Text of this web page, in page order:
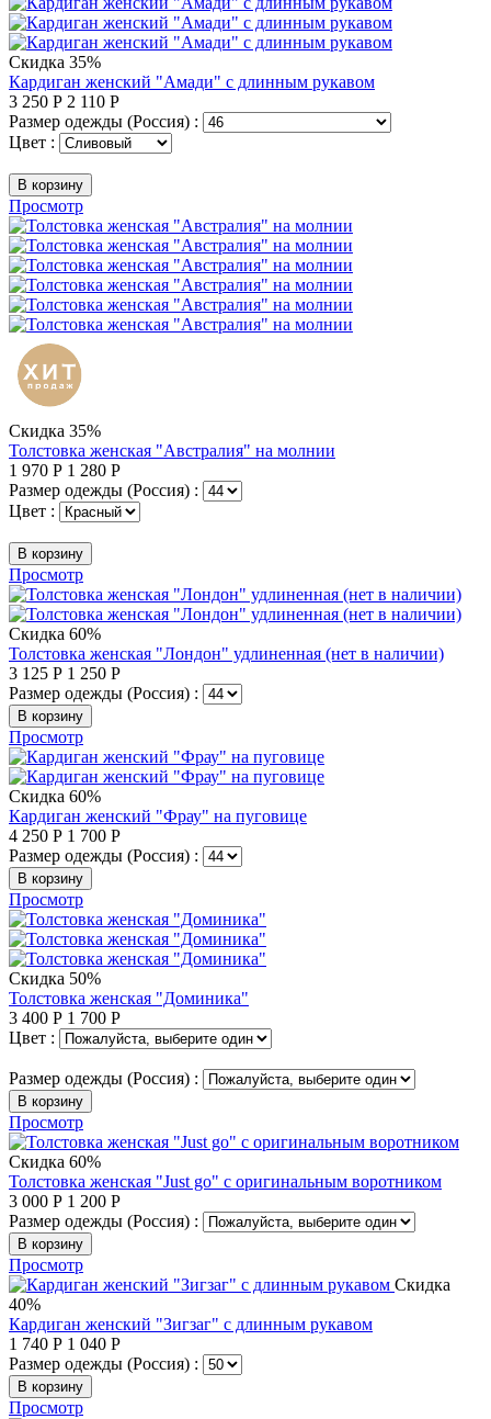
Скидка 35%
Кардиган женский "Амади" с длинным рукавом
3 250 Р 2 110 Р
Размер одежды (Россия) :
Цвет :
В корзину
Просмотр
Скидка 35%
Толстовка женская "Австралия" на молнии
1 970 Р 1 280 Р
Размер одежды (Россия) :
Цвет :
В корзину
Просмотр
Скидка 60%
Толстовка женская "Лондон" удлиненная (нет в наличии)
3 125 Р 1 250 Р
Размер одежды (Россия) :
В корзину
Просмотр
Скидка 60%
Кардиган женский "Фрау" на пуговице
4 250 Р 1 700 Р
Размер одежды (Россия) :
В корзину
Просмотр
Скидка 50%
Толстовка женская "Доминика"
3 400 Р 1 700 Р
Цвет :
Размер одежды (Россия) :
В корзину
Просмотр
Скидка 60%
Толстовка женская "Just go" с оригинальным воротником
3 000 Р 1 200 Р
Размер одежды (Россия) :
В корзину
Просмотр
Скидка
40%
Кардиган женский "Зигзаг" с длинным рукавом
1 740 Р 1 040 Р
Размер одежды (Россия) :
В корзину
Просмотр